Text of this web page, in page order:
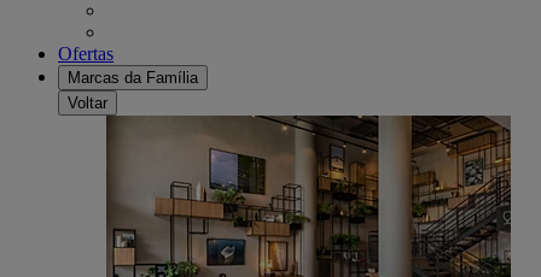
Ofertas
Marcas da Família
Voltar